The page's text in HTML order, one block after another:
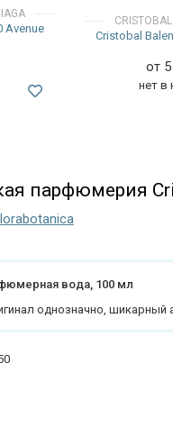
Avenue
Cristobal
от
нет в
парфюмерия
вода, 100 мл
однозначно, шикарный